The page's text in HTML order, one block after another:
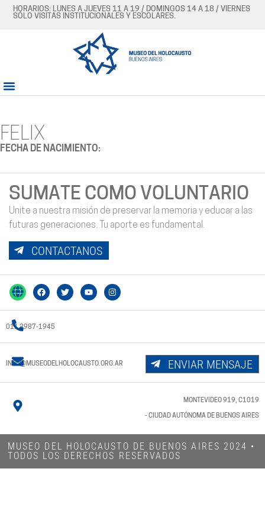
HORARIOS: LUNES A JUEVES 11 A 19 / DOMINGOS 14 A 18 / VIERNES
SÓLO VISITAS INSTITUCIONALES Y ESCOLARES.
FELIX
FECHA DE NACIMIENTO:
SUMATE COMO VOLUNTARIO
Unite a nuestra misión de preservar la memoria y educar a las
futuras generaciones. Tu aporte es fundamental.
CONTACTANOS
011 3987-1945
INFO@MUSEODELHOLOCAUSTO.ORG.AR ENVIAR MENSAJE
MONTEVIDEO 919, C1019
- CIUDAD AUTÓNOMA DE BUENOS AIRES
MUSEO DEL HOLOCAUSTO DE BUENOS AIRES 2024​ •
TODOS LOS DERECHOS RESERVADOS